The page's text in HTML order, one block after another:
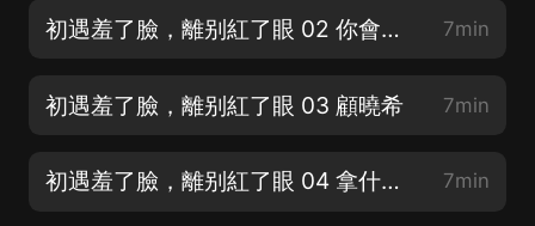
初遇羞了臉，離别紅了眼 02 你會痛嗎 7min
初遇羞了臉，離别紅了眼 03 顧曉希 7min
初遇羞了臉，離别紅了眼 04 拿什麼和她爭 7min